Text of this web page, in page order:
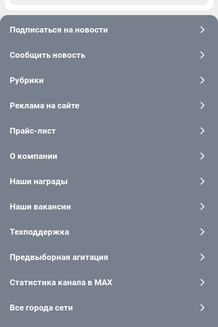
Подписаться на новости
Сообщить новость
Рубрики
Реклама на сайте
Прайс-лист
О компании
Наши награды
Наши вакансии
Техподдержка
Предвыборная агитация
Статистика канала в MAX
Все города сети